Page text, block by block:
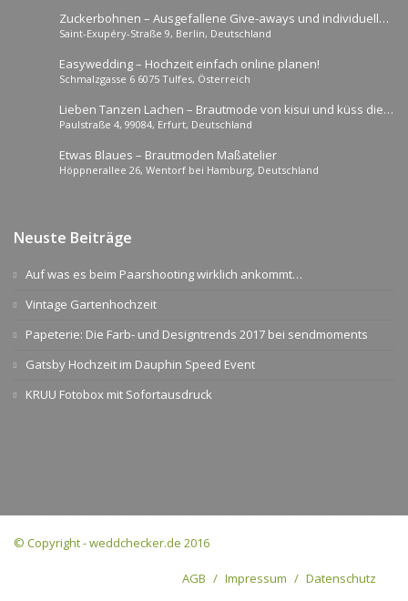
Zuckerbohnen – Ausgefallene Give-aways und individuelle
Papeterie
Saint-Exupéry-Straße 9, Berlin, Deutschland
Easywedding – Hochzeit einfach online planen!
Schmalzgasse 6 6075 Tulfes, Österreich
Lieben Tanzen Lachen – Brautmode von kisui und küss die
Braut
Paulstraße 4, 99084, Erfurt, Deutschland
Etwas Blaues – Brautmoden Maßatelier
Höppnerallee 26, Wentorf bei Hamburg, Deutschland
Neuste Beiträge
Auf was es beim Paarshooting wirklich ankommt…
Vintage Gartenhochzeit
Papeterie: Die Farb- und Designtrends 2017 bei sendmoments
Gatsby Hochzeit im Dauphin Speed Event
KRUU Fotobox mit Sofortausdruck
© Copyright - weddchecker.de 2016
AGB Impressum Datenschutz